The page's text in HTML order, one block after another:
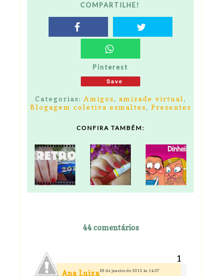
COMPARTILHE!
Pinterest
Save
Categorias: Amigos, amizade virtual ,
Blogagem coletiva esmaltes, Presentes
CONFIRA TAMBÉM:
44 comentários
Ana Luiza26 de janeiro de 2013 às 14:37